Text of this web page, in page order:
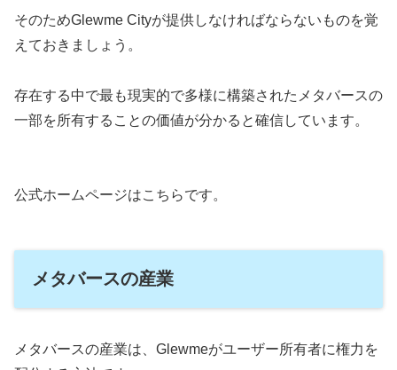
そのためGlewme Cityが提供しなければならないものを覚
えておきましょう。
存在する中で最も現実的で多様に構築されたメタバースの
一部を所有することの価値が分かると確信しています。
公式ホームページはこちらです。
メタバースの産業
メタバースの産業は、Glewmeがユーザー所有者に権力を